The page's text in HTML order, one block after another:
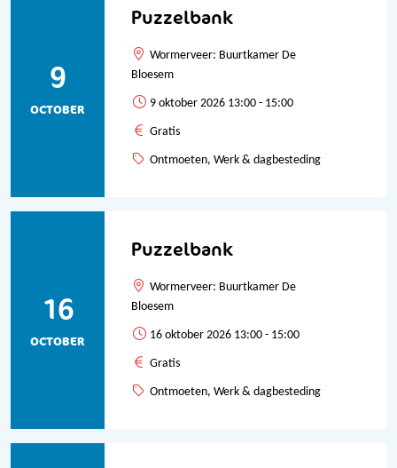
Puzzelbank
9
OCTOBER
Wormerveer: Buurtkamer De
Bloesem
9 oktober 2026 13:00 - 15:00
Gratis
Ontmoeten, Werk & dagbesteding
Puzzelbank
16
OCTOBER
Wormerveer: Buurtkamer De
Bloesem
16 oktober 2026 13:00 - 15:00
Gratis
Ontmoeten, Werk & dagbesteding